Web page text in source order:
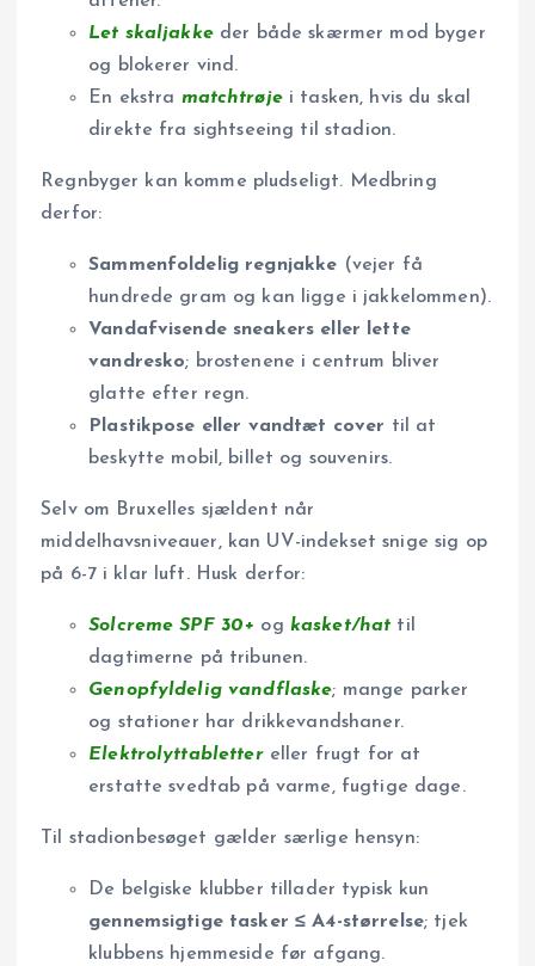
Let skaljakkeder både skærmer mod byger
og blokerer vind.
En ekstra matchtrøjei tasken, hvis du skal
direkte fra sightseeing til stadion.
Regnbyger kan komme pludseligt. Medbring
derfor:
Sammenfoldelig regnjakke (vejer få
hundrede gram og kan ligge i jakkelommen).
Vandafvisende sneakers eller lette
vandresko; brostenene i centrum bliver
glatte efter regn.
Plastikpose eller vandtæt cover til at
beskytte mobil, billet og souvenirs.
Selv om Bruxelles sjældent når
middelhavsniveauer, kan UV-indekset snige sig op
på 6-7 i klar luft. Husk derfor:
Solcreme SPF 30+ og kasket/hat til
dagtimerne på tribunen.
Genopfyldelig vandflaske; mange parker
og stationer har drikkevandshaner.
Elektrolyttablettereller frugt for at
erstatte svedtab på varme, fugtige dage.
Til stadionbesøget gælder særlige hensyn:
De belgiske klubber tillader typisk kun
gennemsigtige tasker ≤ A4-størrelse; tjek
klubbens hjemmeside før afgang.